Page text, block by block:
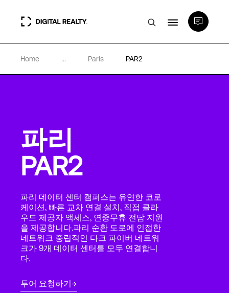
데이터 센터
파트너
전문성 및 리소스
소개
Language
Home ... Paris PAR2
파리
PAR2
파리 데이터 센터 캠퍼스는 유연한 코로
케이션, 빠른 교차 연결 설치, 직접 클라
우드 제공자 액세스, 연중무휴 전담 지원
을 제공합니다.파리 순환 도로에 인접한
네트워크 중립적인 다크 파이버 네트워
크가 9개 데이터 센터를 모두 연결합니
다.
투어 요청하기